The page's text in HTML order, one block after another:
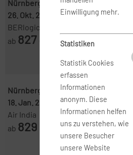
Nürnberg ( NUE )-Colombo ( CMB )
26. Okt. 2026
15. Nov. 2026
BERlogic
ab 827
Nürnberg ( NUE )-Colombo ( CMB )
18. Jan. 2027
1. Feb. 2027
Air India
ab 829
Einwilligung mehr.
Statistiken
Statistik Cookies
erfassen
Informationen
anonym. Diese
Informationen helfen
uns zu verstehen, wie
unsere Besucher
unsere Website